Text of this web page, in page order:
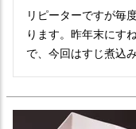
リピーターですが毎
ります。昨年末にす
で、今回はすじ煮込